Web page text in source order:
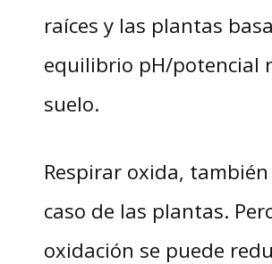
raíces y las plantas
equilibrio pH/potencial
suelo.
Respirar oxida, también
caso de las plantas.
oxidación se puede